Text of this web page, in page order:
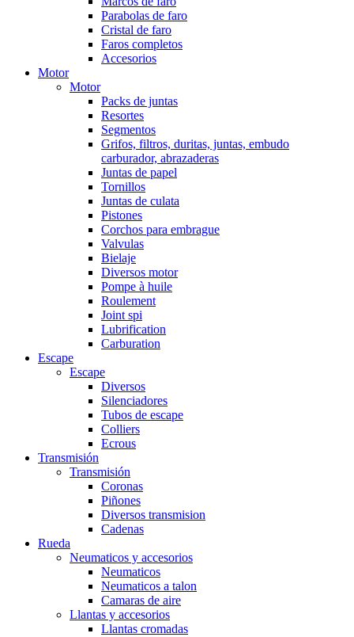
Parabolas de faro
Cristal de faro
Faros completos
Accesorios
Motor
Motor
Packs de juntas
Resortes
Segmentos
Grifos, filtros, duritas, juntas, embudo
carburador, abrazaderas
Juntas de papel
Tornillos
Juntas de culata
Pistones
Corchos para embrague
Valvulas
Bielaje
Diversos motor
Pompe à huile
Roulement
Joint spi
Lubrification
Carburation
Escape
Escape
Diversos
Silenciadores
Tubos de escape
Colliers
Ecrous
Transmisión
Transmisión
Coronas
Piñones
Diversos transmision
Cadenas
Rueda
Neumaticos y accesorios
Neumaticos
Neumaticos a talon
Camaras de aire
Llantas y accesorios
Llantas cromadas